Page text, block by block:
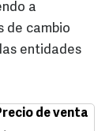
a
de cambio
entidades
de venta